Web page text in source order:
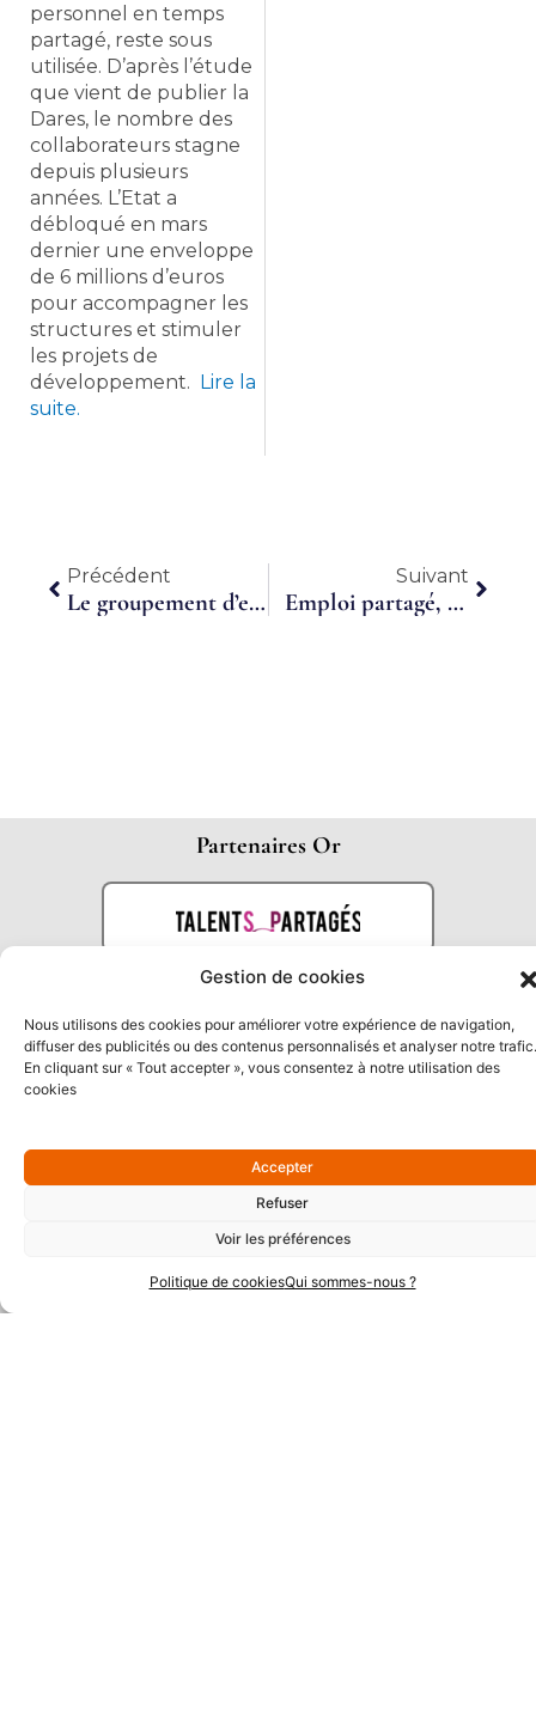
Gestion de cookies
Nous utilisons des cookies pour améliorer votre expérience de navigation,
diffuser des publicités ou des contenus personnalisés et analyser notre trafic.
En cliquant sur « Tout accepter », vous consentez à notre utilisation des
cookies
Accepter
Refuser
Voir les préférences
Politique de cookiesQui sommes-nous ?
personnel en temps
partagé, reste sous
utilisée. D’après l’étude
que vient de publier la
Dares, le nombre des
collaborateurs stagne
depuis plusieurs
années. L’Etat a
débloqué en mars
dernier une enveloppe
de 6 millions d’euros
pour accompagner les
structures et stimuler
les projets de
développement. Lire la
suite.
Précédent
Précédent
Le groupement d’employeurs Vénétis boosté par les besoins en cybersécurité
Suivant
Emploi partagé, horaires atypiques, rythme, Statut, contrôle… Le temps de travail sous pression
Partenaires Or
Partenaires Argent